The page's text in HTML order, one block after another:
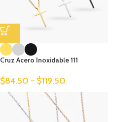
Cruz Acero Inoxidable 111
$84.50 - $119.50